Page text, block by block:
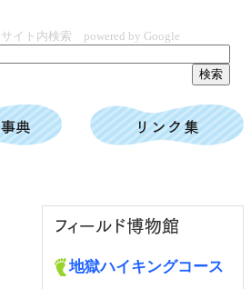
サイト内検索 powered by Google
地獄ハイキングコース